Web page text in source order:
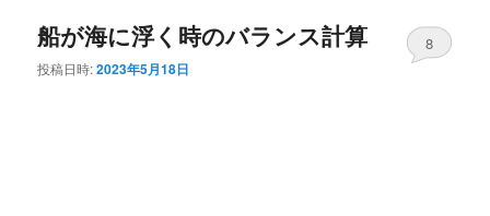
船が海に浮く時のバランス計算
投稿日時:2023年5月18日
8